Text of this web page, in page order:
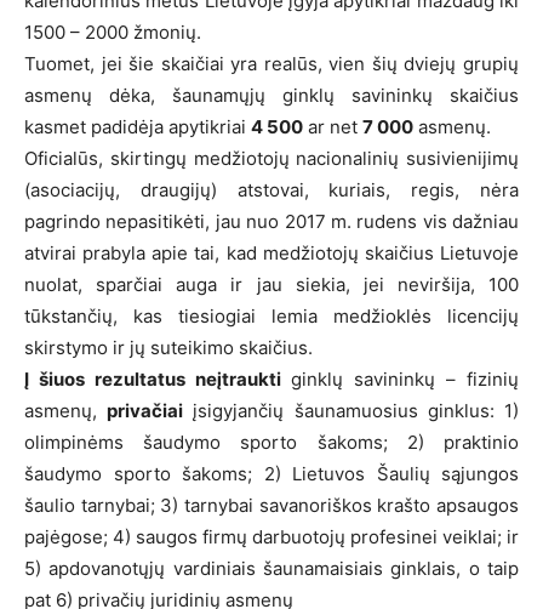
1500 – 2000 žmonių.
Tuomet, jei šie skaičiai yra realūs, vien šių dviejų grupių
asmenų dėka, šaunamųjų ginklų savininkų skaičius
kasmet padidėja apytikriai 4 500 ar net 7 000 asmenų.
Oficialūs, skirtingų medžiotojų nacionalinių susivienijimų
(asociacijų, draugijų) atstovai, kuriais, regis, nėra
pagrindo nepasitikėti, jau nuo 2017 m. rudens vis dažniau
atvirai prabyla apie tai, kad medžiotojų skaičius Lietuvoje
nuolat, sparčiai auga ir jau siekia, jei neviršija, 100
tūkstančių, kas tiesiogiai lemia medžioklės licencijų
skirstymo ir jų suteikimo skaičius.
Į šiuos rezultatus neįtrauktiginklų savininkų – fizinių
asmenų,privačiai įsigyjančių šaunamuosius ginklus: 1)
olimpinėms šaudymo sporto šakoms; 2) praktinio
šaudymo sporto šakoms; 2) Lietuvos Šaulių sąjungos
šaulio tarnybai; 3) tarnybai savanoriškos krašto apsaugos
pajėgose; 4) saugos firmų darbuotojų profesinei veiklai; ir
5) apdovanotųjų vardiniais šaunamaisiais ginklais, o taip
pat 6) privačių juridinių asmenų